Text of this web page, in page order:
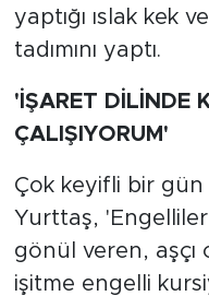
yaptığı ıslak kek
tadımını yaptı.
'İŞARET DİLİNDE
ÇALIŞIYORUM'
Çok keyifli bir
Yurttaş,
gönül veren, aşçı
işitme engelli